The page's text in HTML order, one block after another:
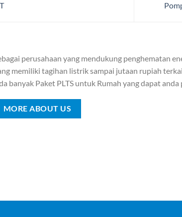
perusahaan yang mendukung penghematan
memiliki tagihan listrik sampai jutaan rupiah
banyak Paket PLTS untuk Rumah yang dapat
MORE ABOUT US